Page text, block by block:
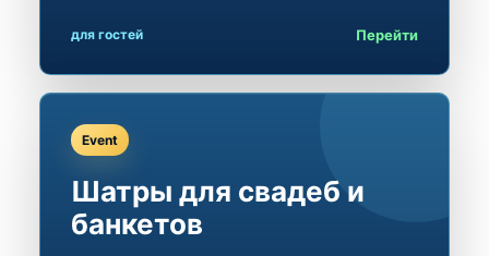
для гостей Перейти
Event
Шатры для свадеб и
банкетов